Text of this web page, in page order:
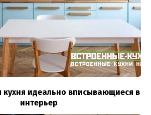
кухня идеально вписывающиеся в
интерьер